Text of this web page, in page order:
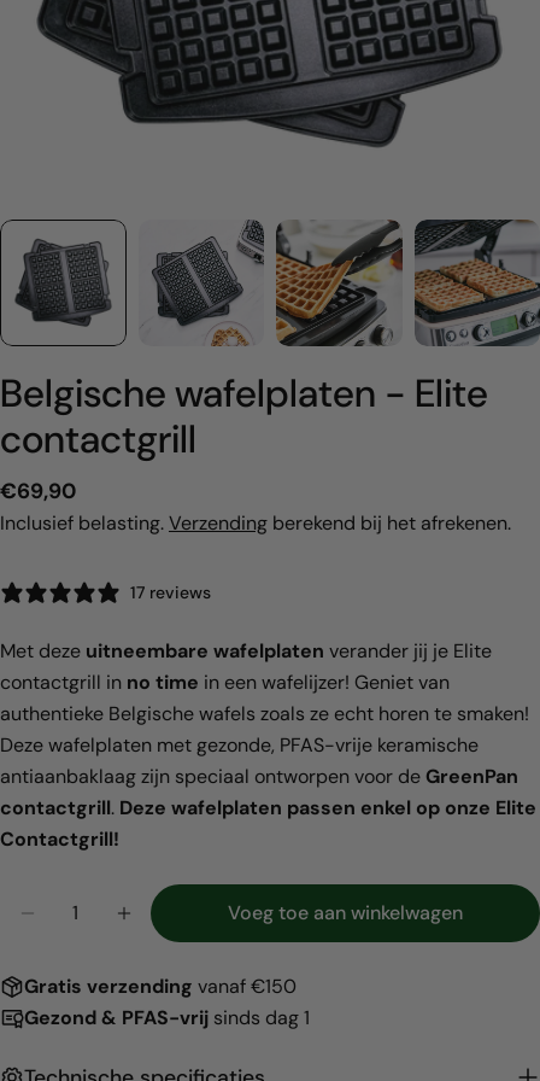
Belgische wafelplaten - Elite
contactgrill
Normale
prijs
€69,90
Inclusief belasting.Verzending berekend bij het afrekenen.
17 reviews
Met deze uitneembare wafelplaten verander jij je Elite
contactgrill in no time in een wafelijzer! Geniet van
authentieke Belgische wafels zoals ze echt horen te smaken!
Deze wafelplaten met gezonde, PFAS-vrije keramische
antiaanbaklaag zijn speciaal ontworpen voor deGreenPan
contactgrill. Deze wafelplaten passen enkel op onze Elite
Contactgrill!
Aantal verlagen voor Belgische wafelplaten -
Verhoog het aantal voor Belgische
Voeg toe aan winkelwagen
Gratis verzending vanaf €150
Gezond & PFAS-vrij sinds dag 1
Deel dit product
Deel